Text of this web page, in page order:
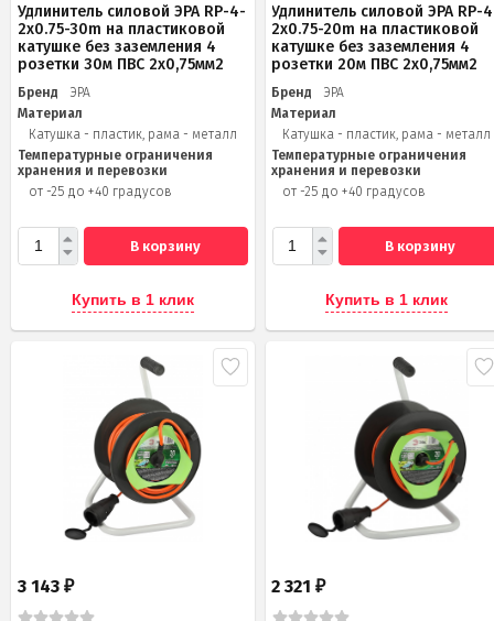
Удлинитель силовой ЭРА RP-4-
2x0.75-30m на пластиковой
катушке без заземления 4
розетки 30м ПВС 2х0,75мм2
Бренд
ЭРА
Материал
Катушка - пластик, рама - металл
Температурные ограничения
хранения и перевозки
от -25 до +40 градусов
В корзину
Купить в 1 клик
Удлинитель силовой ЭРА RP-
2x0.75-20m на пластиковой
катушке без заземления 4
розетки 20м ПВС 2х0,75мм2
Бренд
ЭРА
Материал
Катушка - пластик, рама - металл
Температурные ограничения
хранения и перевозки
от -25 до +40 градусов
В корзину
Купить в 1 клик
3 143 ₽ 2 321₽